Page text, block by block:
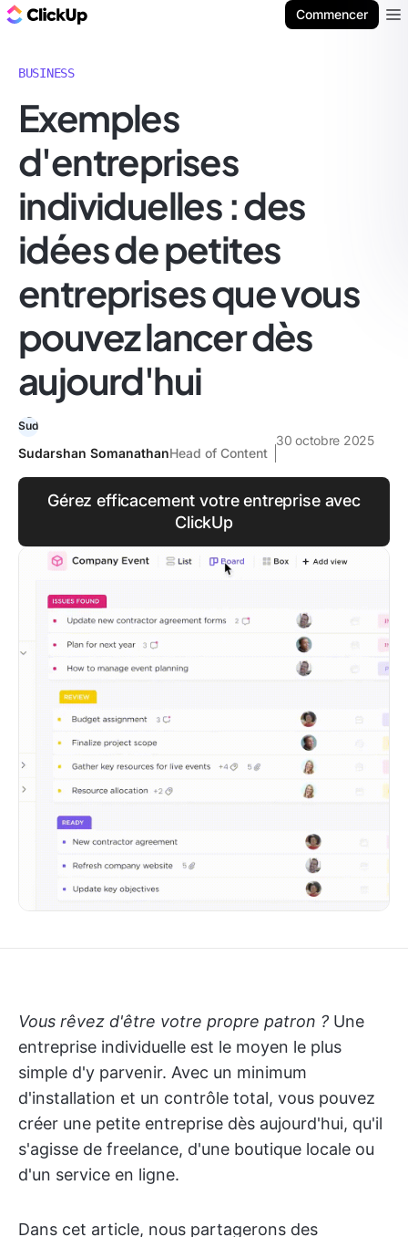
Commencer
BUSINESS
Exemples
d'entreprises
individuelles : des
idées de petites
entreprises que vous
pouvez lancer dès
aujourd'hui
Sudarshan SomanathanHead of Content
30 octobre 2025
Gérez efficacement votre entreprise avec
ClickUp
Vous rêvez d'être votre propre patron ? Une
entreprise individuelle est le moyen le plus
simple d'y parvenir. Avec un minimum
d'installation et un contrôle total, vous pouvez
créer une petite entreprise dès aujourd'hui, qu'il
s'agisse de freelance, d'une boutique locale ou
d'un service en ligne.
Dans cet article, nous partagerons des